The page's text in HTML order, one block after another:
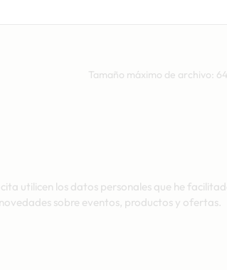
Tamaño máximo de archivo:
utilicen los datos personales que he
sobre eventos, productos y ofertas.